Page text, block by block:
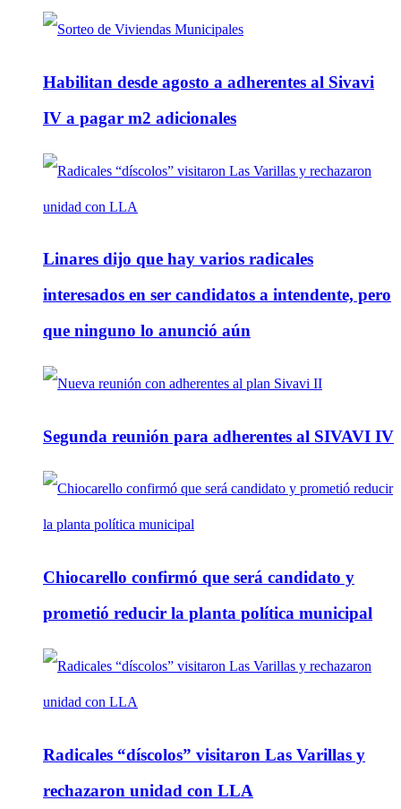
Habilitan desde agosto a adherentes al Sivavi
IV a pagar m2 adicionales
Linares dijo que hay varios radicales
interesados en ser candidatos a intendente, pero
que ninguno lo anunció aún
Segunda reunión para adherentes al SIVAVI IV
Chiocarello confirmó que será candidato y
prometió reducir la planta política municipal
Radicales “díscolos” visitaron Las Varillas y
rechazaron unidad con LLA